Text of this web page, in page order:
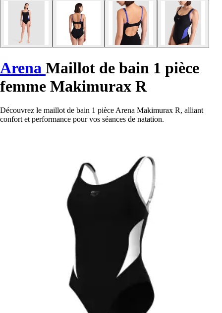
Arena Maillot de bain 1 pièce
femme Makimurax R
Découvrez le maillot de bain 1 pièce Arena Makimurax R, alliant
confort et performance pour vos séances de natation.